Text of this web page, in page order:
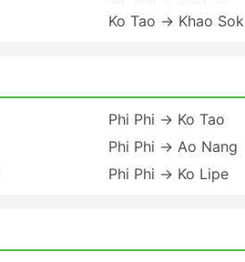
Ko Tao → Khao Sok
Phi Phi → Ko Tao
Phi Phi → Ao Nang
Phi Phi → Ko Lipe